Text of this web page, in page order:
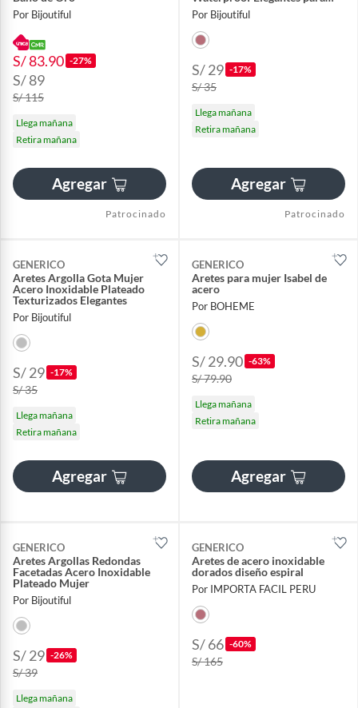
Por Bijoutiful
S/ 83.90 -27%
S/ 89
S/ 115
Llega mañana
Retira mañana
Agregar
Patrocinado
Mujer
Por Bijoutiful
S/ 29 -17%
S/ 35
Llega mañana
Retira mañana
Agregar
Patrocinado
GENERICO
Aretes Argolla Gota Mujer
Acero Inoxidable Plateado
Texturizados Elegantes
Por Bijoutiful
S/ 29 -17%
S/ 35
Llega mañana
Retira mañana
Agregar
GENERICO
Aretes para mujer Isabel de
acero
Por BOHEME
S/ 29.90 -63%
S/ 79.90
Llega mañana
Retira mañana
Agregar
GENERICO
Aretes Argollas Redondas
Facetadas Acero Inoxidable
Plateado Mujer
Por Bijoutiful
S/ 29 -26%
S/ 39
Llega mañana
GENERICO
Aretes de acero inoxidable
dorados diseño espiral
Por IMPORTA FACIL PERU
S/ 66 -60%
S/ 165